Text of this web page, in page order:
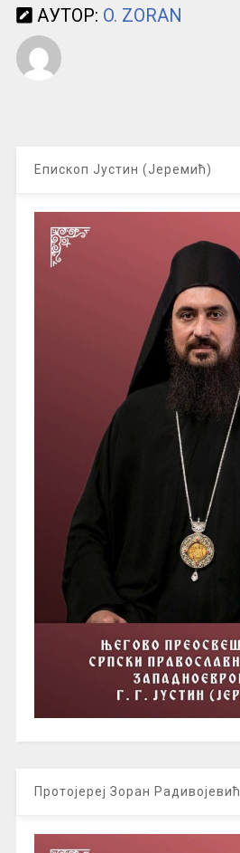
АУТОР: O. ZORAN
Епископ Јустин (Јеремић)
Протојереј Зоран Радивојевић